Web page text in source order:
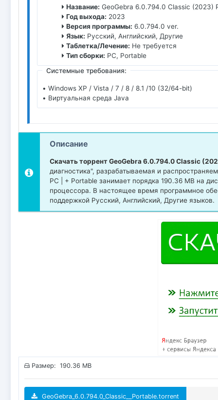
Название: GeoGebra 6.0.794.0 Classic (2023)
Год выхода: 2023
Версия программы: 6.0.794.0 ver.
Язык: Русский, Английский, Другие
Таблетка/Лечение: Не требуется
Тип сборки: PC, Portable
Системные требования:
• Windows XP / Vista / 7 / 8 / 8.1 /10 (32/64-bit)
• Виртуальная среда Java
Описание
Скачать торрент GeoGebra 6.0.794.0 Classic
диагностика", разрабатываемая и
РС | + Portable занимает порядка 190.36 MB на
процессора. В настоящее время программное
поддержкой Русский, Английский, Другие языков.
Размер: 190.36 MB
GeoGebra_6.0.794.0_Classic__Portable.torrent